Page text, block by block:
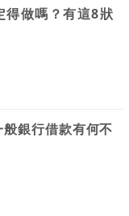
得做嗎？有這8狀
銀行借款有何不